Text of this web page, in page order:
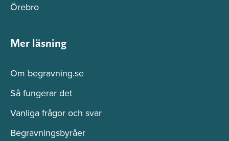
Örebro
Mer läsning
Om begravning.se
Så fungerar det
Vanliga frågor och svar
Begravningsbyråer